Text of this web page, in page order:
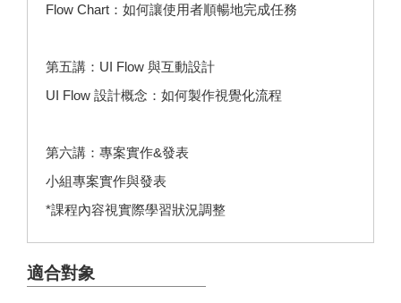
Flow Chart：如何讓使用者順暢地完成任務
第五講：UI Flow 與互動設計
UI Flow 設計概念：如何製作視覺化流程
第六講：專案實作&發表
小組專案實作與發表
*課程內容視實際學習狀況調整
適合對象